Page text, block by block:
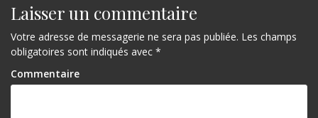
Laisser un commentaire
Votre adresse de messagerie ne sera pas publiée. Les champs
obligatoires sont indiqués avec *
Commentaire